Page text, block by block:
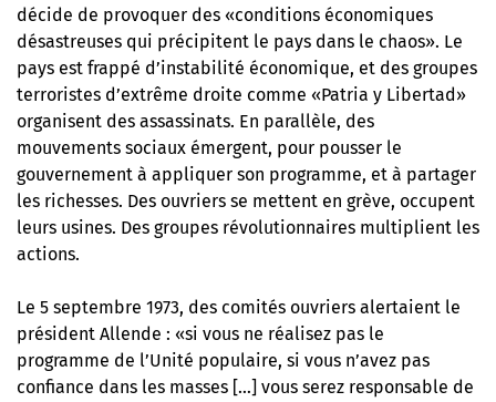
décide de provoquer des «conditions économiques
désastreuses qui précipitent le pays dans le chaos». Le
pays est frappé d’instabilité économique, et des groupes
terroristes d’extrême droite comme «Patria y Libertad»
organisent des assassinats. En parallèle, des
mouvements sociaux émergent, pour pousser le
gouvernement à appliquer son programme, et à partager
les richesses. Des ouvriers se mettent en grève, occupent
leurs usines. Des groupes révolutionnaires multiplient les
actions.
Le 5 septembre 1973, des comités ouvriers alertaient le
président Allende : «si vous ne réalisez pas le
programme de l’Unité populaire, si vous n’avez pas
confiance dans les masses […] vous serez responsable de